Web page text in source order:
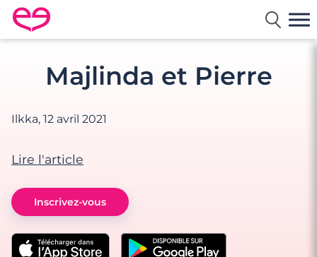
Rencontre en France avec Meetic
Majlinda et Pierre
Ilkka, 12 avril 2021
Lire l'article
Inscrivez-vous